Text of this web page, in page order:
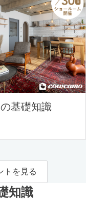
基礎知識
トを見る
知識